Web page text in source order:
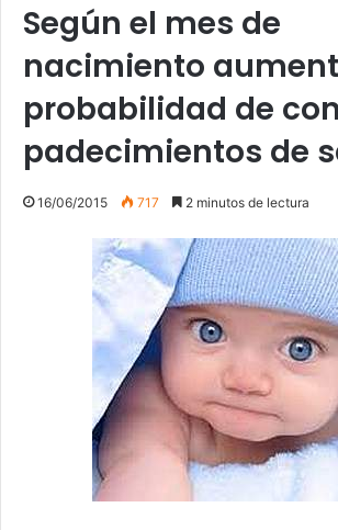
Según el mes de
nacimiento
probabilidad de
padecimientos de
16/06/2015 717 2 minutos de lectura